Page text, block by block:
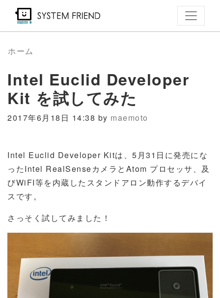
ン
コ
テ
ン
ツ
に
ホーム
Intel Euclid Developer
Kit を試してみた
2017年6月18日 14:38 by maemoto
Intel Euclid Developer Kitは、5月31日に発売にな
ったIntel RealSenseカメラとAtom プロセッサ、及
びWiFI等を内蔵したスタンドアロン動作するデバイ
スです。
さっそく試してみました！